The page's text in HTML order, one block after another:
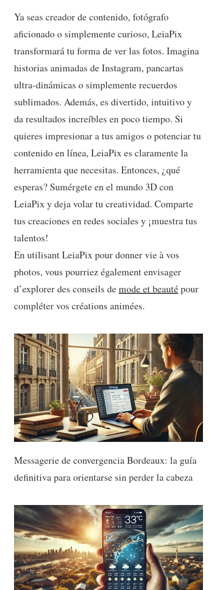
Ya seas creador de contenido, fotógrafo
aficionado o simplemente curioso, LeiaPix
transformará tu forma de ver las fotos. Imagina
historias animadas de Instagram, pancartas
ultra-dinámicas o simplemente recuerdos
sublimados. Además, es divertido, intuitivo y
da resultados increíbles en poco tiempo. Si
quieres impresionar a tus amigos o potenciar tu
contenido en línea, LeiaPix es claramente la
herramienta que necesitas. Entonces, ¿qué
esperas? Sumérgete en el mundo 3D con
LeiaPix y deja volar tu creatividad. Comparte
tus creaciones en redes sociales y ¡muestra tus
talentos!
En utilisant LeiaPix pour donner vie à vos
photos, vous pourriez également envisager
d’explorer des conseils demode et beautépour
compléter vos créations animées.
Messagerie de convergencia Bordeaux: la guía
definitiva para orientarse sin perder la cabeza